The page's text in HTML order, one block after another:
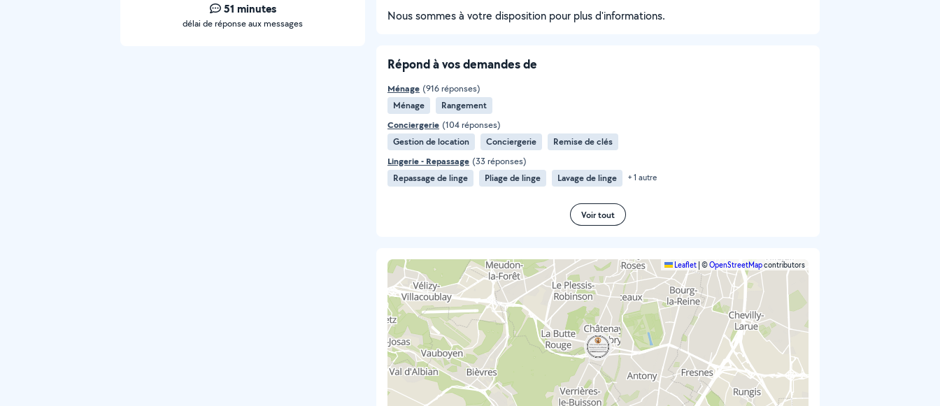
51 minutes
délai de réponse aux messages
Nous sommes à votre disposition pour plus d'informations.
Répond à vos demandes de
Ménage (916 réponses)
Ménage
Rangement
Conciergerie (104 réponses)
Gestion de location
Conciergerie
Remise de clés
Lingerie - Repassage (33 réponses)
Repassage de linge
Pliage de linge Lavage de linge + 1 autre
Voir tout
Leaflet ©OpenStreetMapcontributors